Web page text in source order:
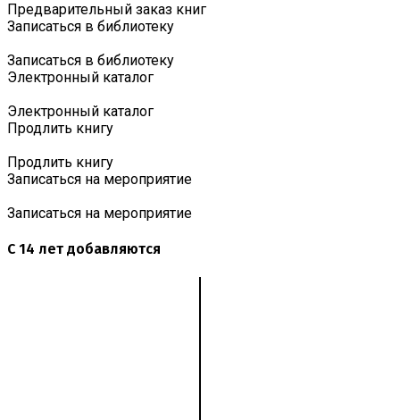
Предварительный заказ книг
Записаться в библиотеку
Записаться в библиотеку
Электронный каталог
Электронный каталог
Продлить книгу
Продлить книгу
Записаться на мероприятие
Записаться на мероприятие
С 14 лет добавляются